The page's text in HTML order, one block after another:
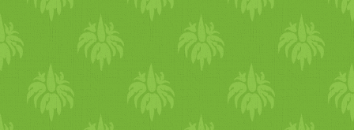
vaníliafagyival. Nagyon
finom! Fotó: Mutty.hu A
csokis változat a Férjé, az
sziruppal édesítsd a
nyírfacukor helyett!), akár